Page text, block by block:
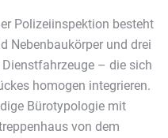
Polizeiinspektion besteht
Nebenbaukörper und drei
– die sich
homogen integrieren.
Bürotypologie mit
von dem